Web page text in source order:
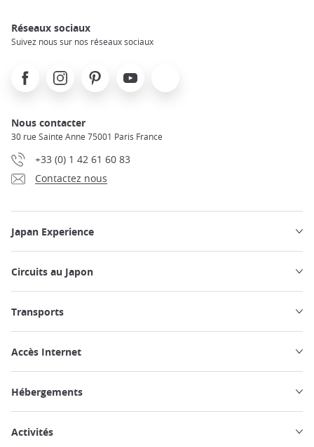
Réseaux sociaux
Suivez nous sur nos réseaux sociaux
FacebookInstagramPinterest Youtube
Nous contacter
30 rue Sainte Anne 75001 Paris France
+33 (0) 1 42 61 60 83
Contactez nous
Japan Experience
Circuits au Japon
Transports
Accès Internet
Hébergements
Activités